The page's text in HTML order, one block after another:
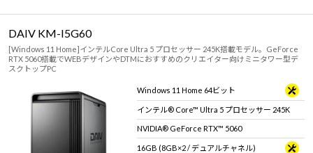
DAIV KM-I5G60
[Windows 11 Home]インテルCore Ultra 5 プロセッサー 245K搭載モデル。GeForce
RTX 5060搭載でWEBデザインやDTMにおすすめのクリエイター向けミニタワー型デ
スクトップPC
Windows 11 Home 64ビット
インテル® Core™ Ultra 5 プロセッサー 245K
NVIDIA® GeForce RTX™ 5060
16GB (8GB×2 / デュアルチャネル)